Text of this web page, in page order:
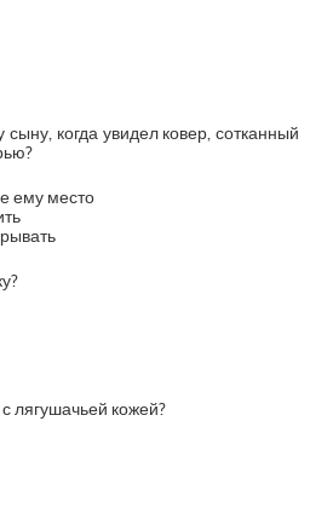
когда увидел ковер, сотканный
ему место
лягушачьей кожей?